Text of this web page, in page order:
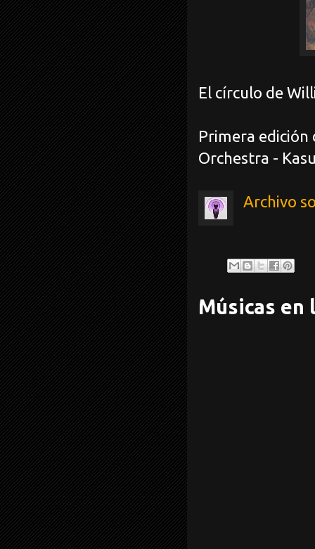
El círculo de
Primera edición
Orchestra -
Archivo
Músicas en